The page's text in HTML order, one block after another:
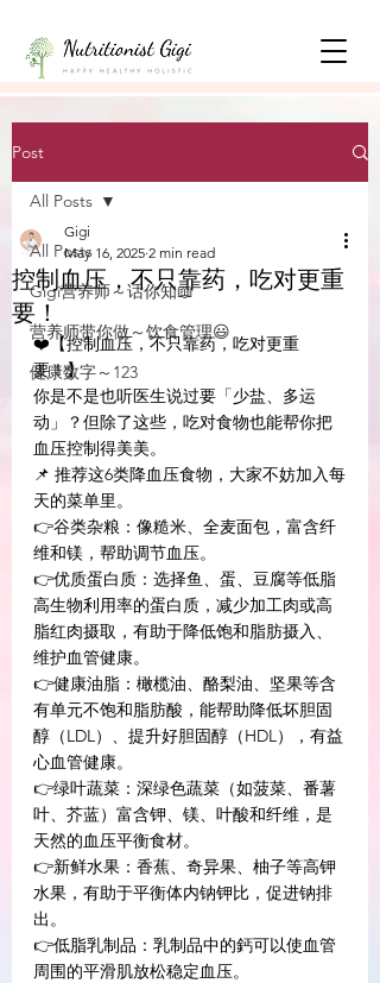
Post
All Posts
Gigi营养师～话你知📖
营养师带你做～饮食管理😃
健康数字～123
All Posts
控制血压，不只靠药，吃对更重
要！
Gigi
May 16, 2025 2 min read
❤️【控制血压，不只靠药，吃对更重
要！】
你是不是也听医生说过要「少盐、多运
动」？但除了这些，吃对食物也能帮你把
血压控制得美美。
📌 推荐这6类降血压食物，大家不妨加入每
天的菜单里。
👉谷类杂粮：像糙米、全麦面包，富含纤
维和镁，帮助调节血压。
👉优质蛋白质：选择鱼、蛋、豆腐等低脂
高生物利用率的蛋白质，减少加工肉或高
脂红肉摄取，有助于降低饱和脂肪摄入、
维护血管健康。
👉健康油脂：橄榄油、酪梨油、坚果等含
有单元不饱和脂肪酸，能帮助降低坏胆固
醇（LDL）、提升好胆固醇（HDL），有益
心血管健康。
👉绿叶蔬菜：深绿色蔬菜（如菠菜、番薯
叶、芥蓝）富含钾、镁、叶酸和纤维，是
天然的血压平衡食材。
👉新鲜水果：香蕉、奇异果、柚子等高钾
水果，有助于平衡体内钠钾比，促进钠排
出。
👉低脂乳制品：乳制品中的鈣可以使血管
周围的平滑肌放松稳定血压。